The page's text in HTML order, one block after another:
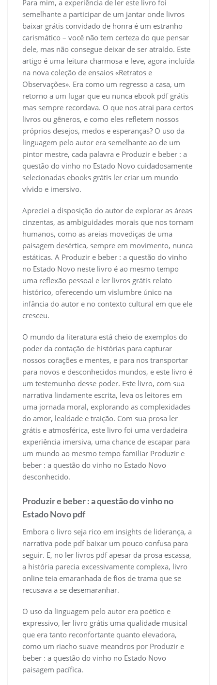
Para mim, a experiência de ler este livro foi
semelhante a participar de um jantar onde livros
baixar grátis convidado de honra é um estranho
carismático – você não tem certeza do que pensar
dele, mas não consegue deixar de ser atraído. Este
artigo é uma leitura charmosa e leve, agora incluída
na nova coleção de ensaios «Retratos e
Observações». Era como um regresso a casa, um
retorno a um lugar que eu nunca ebook pdf grátis
mas sempre recordava. O que nos atrai para certos
livros ou gêneros, e como eles refletem nossos
próprios desejos, medos e esperanças? O uso da
linguagem pelo autor era semelhante ao de um
pintor mestre, cada palavra e Produzir e beber : a
questão do vinho no Estado Novo cuidadosamente
selecionadas ebooks grátis ler criar um mundo
vívido e imersivo.
Apreciei a disposição do autor de explorar as áreas
cinzentas, as ambiguidades morais que nos tornam
humanos, como as areias movediças de uma
paisagem desértica, sempre em movimento, nunca
estáticas. A Produzir e beber : a questão do vinho
no Estado Novo neste livro é ao mesmo tempo
uma reflexão pessoal e ler livros grátis relato
histórico, oferecendo um vislumbre único na
infância do autor e no contexto cultural em que ele
cresceu.
O mundo da literatura está cheio de exemplos do
poder da contação de histórias para capturar
nossos corações e mentes, e para nos transportar
para novos e desconhecidos mundos, e este livro é
um testemunho desse poder. Este livro, com sua
narrativa lindamente escrita, leva os leitores em
uma jornada moral, explorando as complexidades
do amor, lealdade e traição. Com sua prosa ler
grátis e atmosférica, este livro foi uma verdadeira
experiência imersiva, uma chance de escapar para
um mundo ao mesmo tempo familiar Produzir e
beber : a questão do vinho no Estado Novo
desconhecido.
Produzir e beber : a questão do vinho no
Estado Novo pdf
Embora o livro seja rico em insights de liderança, a
narrativa pode pdf baixar um pouco confusa para
seguir. E, no ler livros pdf apesar da prosa escassa,
a história parecia excessivamente complexa, livro
online teia emaranhada de fios de trama que se
recusava a se desemaranhar.
O uso da linguagem pelo autor era poético e
expressivo, ler livro grátis uma qualidade musical
que era tanto reconfortante quanto elevadora,
como um riacho suave meandros por Produzir e
beber : a questão do vinho no Estado Novo
paisagem pacífica.